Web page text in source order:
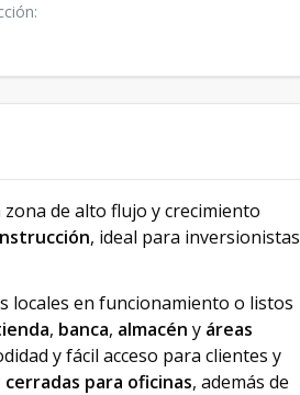
:
zona de alto flujo y crecimiento
, ideal para inversionistas
locales en funcionamiento o listos
, banca, almacén y áreas
y fácil acceso para clientes y
para oficinas, además de